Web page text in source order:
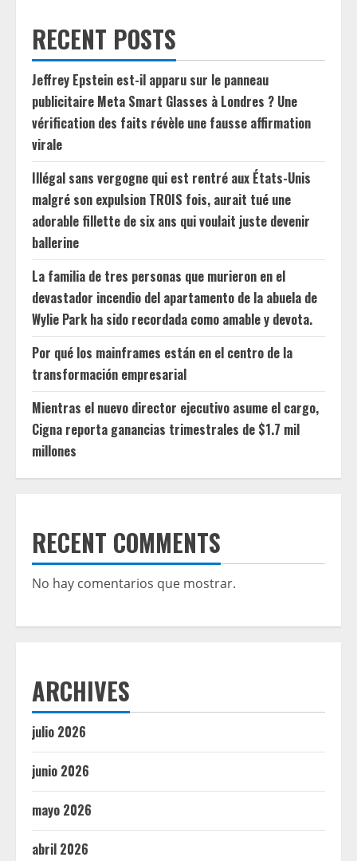
RECENT POSTS
Jeffrey Epstein est-il apparu sur le panneau
publicitaire Meta Smart Glasses à Londres ? Une
vérification des faits révèle une fausse affirmation
virale
Illégal sans vergogne qui est rentré aux États-Unis
malgré son expulsion TROIS fois, aurait tué une
adorable fillette de six ans qui voulait juste devenir
ballerine
La familia de tres personas que murieron en el
devastador incendio del apartamento de la abuela de
Wylie Park ha sido recordada como amable y devota.
Por qué los mainframes están en el centro de la
transformación empresarial
Mientras el nuevo director ejecutivo asume el cargo,
Cigna reporta ganancias trimestrales de $1.7 mil
millones
RECENT COMMENTS
No hay comentarios que mostrar.
ARCHIVES
julio 2026
junio 2026
mayo 2026
abril 2026